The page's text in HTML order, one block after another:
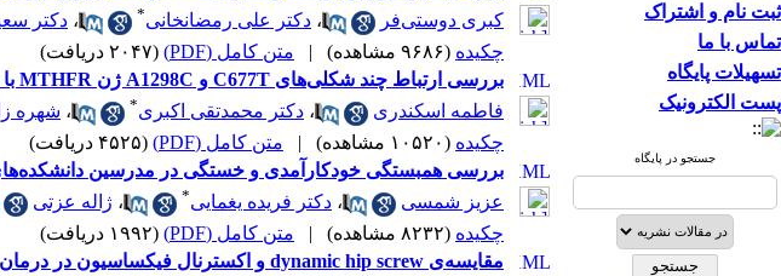
ثبت نام و اشتراک
تماس با ما
تسهیلات پایگاه
پست الکترونیک
جستجو در پایگاه
کبری دوستی‌فر
، دکتر علی رمضانخانی* ، دکتر
چکیده (۹۶۸۶ مشاهده) | متن کامل (PDF)
(۲۰۴۷ دریافت)
بررسی ارتباط چند شکلی‌های C677T و A1298C ژن MTHFR با سقط مکرر جنین
فاطمه اسکندری
، دکتر محمدتقی اکبری* ، شهره
چکیده (۱۰۵۲۰ مشاهده) | متن کامل (PDF)
(۴۵۲۵ دریافت)
بررسی همبستگی خودکارآمدی و خستگی در مدرسین
عزیز شمسی
، دکتر فریده یغمایی* ، ژاله عزتی
چکیده (۸۲۳۲ مشاهده) | متن کامل (PDF)
(۱۹۹۲ دریافت)
مقایسه‌ی dynamic hip screw و اکسترنال فیکساسیون در درمان شکستگی اینترتروکانتریک